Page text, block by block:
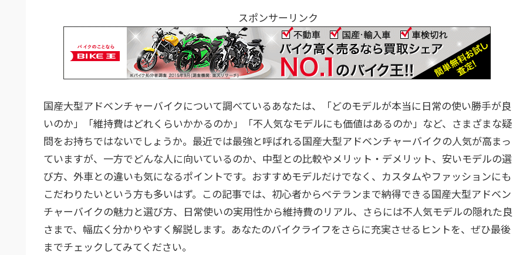
スポンサーリンク
国産大型アドベンチャーバイクについて調べているあなたは、「どのモデルが本当に日常の使い勝手が良
いのか」「維持費はどれくらいかかるのか」「不人気なモデルにも価値はあるのか」など、さまざまな疑
問をお持ちではないでしょうか。最近では最強と呼ばれる国産大型アドベンチャーバイクの人気が高まっ
ていますが、一方でどんな人に向いているのか、中型との比較やメリット・デメリット、安いモデルの選
び方、外車との違いも気になるポイントです。おすすめモデルだけでなく、カスタムやファッションにも
こだわりたいという方も多いはず。この記事では、初心者からベテランまで納得できる国産大型アドベン
チャーバイクの魅力と選び方、日常使いの実用性から維持費のリアル、さらには不人気モデルの隠れた良
さまで、幅広く分かりやすく解説します。あなたのバイクライフをさらに充実させるヒントを、ぜひ最後
までチェックしてみてください。